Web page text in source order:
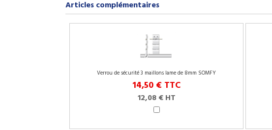
Articles complémentaires
Verrou de sécurité 3 maillons lame de 8mm SOMFY
14,50 € TTC
12,08 € HT